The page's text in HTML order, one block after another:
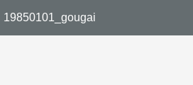
19850101_gougai